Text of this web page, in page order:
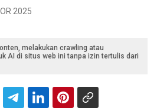
2025
melakukan crawling atau
AI di situs web ini tanpa izin tertulis dari